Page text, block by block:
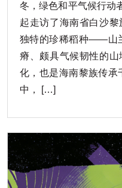
冬，绿色和平气候行动
起走访了海南省白沙
独特的珍稀稻种——山
瘠、颇具气候韧性的
化，也是海南黎族传承
中， […]